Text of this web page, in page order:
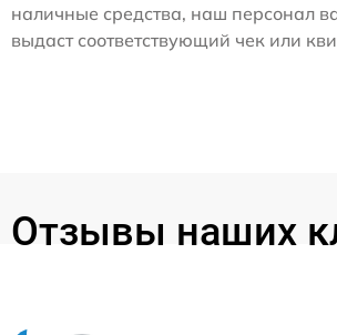
наличные средства, наш персонал
выдаст соответствующий чек или
Отзывы наших